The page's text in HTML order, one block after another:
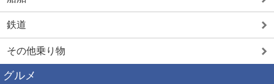
鉄道
その他乗り物
グルメ